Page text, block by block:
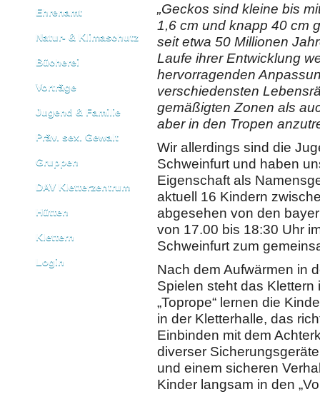
Ehrenamt
Natur- & Klimaschutz
Bücherei
Vorträge
Jugend & Familie
Präv. sex. Gewalt
Gruppen
DAV Kletterzentrum
Hütten
Klettern
Login
„Geckos sind kleine bis
1,6 cm und knapp 40 cm
seit etwa 50 Millionen
Laufe ihrer Entwicklung
hervorragenden
verschiedensten
gemäßigten Zonen als
aber in den Tropen
Wir allerdings sind die
Schweinfurt und haben
Eigenschaft als
aktuell 16 Kindern
abgesehen von den
von 17.00 bis 18:30 Uhr
Schweinfurt zum
Nach dem Aufwärmen in
Spielen steht das
„Toprope“ lernen die
in der Kletterhalle, das
Einbinden mit dem
diverser
und einem sicheren
Kinder langsam in den